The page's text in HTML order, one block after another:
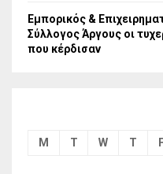
Εμπορικός &
Σύλλογος Άργους οι
που κέρδισαν
M T W T